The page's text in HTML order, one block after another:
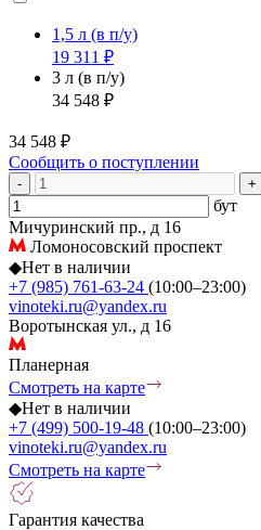
1,5 л (в п/у)
19 311 ₽
3 л (в п/у)
34 548 ₽
34 548 ₽
Сообщить о поступлении
- +
бут
Мичуринский пр., д 16
Ломоносовский проспект
◆Нет в наличии
+7 (985) 761-63-24 (10:00–23:00)
vinoteki.ru@yandex.ru
Воротынская ул., д 16
Планерная
Смотреть на карте
◆Нет в наличии
+7 (499) 500-19-48 (10:00–23:00)
vinoteki.ru@yandex.ru
Смотреть на карте
Гарантия качества